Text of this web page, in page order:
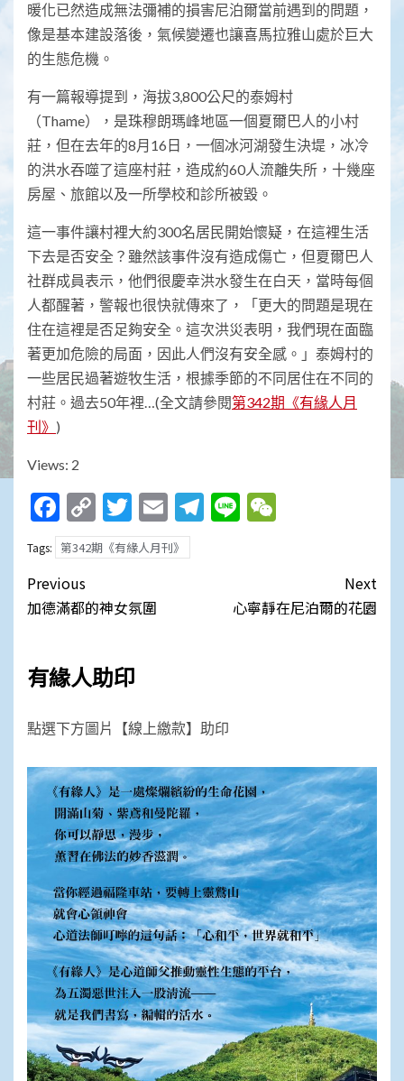
暖化已然造成無法彌補的損害尼泊爾當前遇到的問題，
像是基本建設落後，氣候變遷也讓喜馬拉雅山處於巨大
的生態危機。
有一篇報導提到，海拔3,800公尺的泰姆村
（Thame），是珠穆朗瑪峰地區一個夏爾巴人的小村
莊，但在去年的8月16日，一個冰河湖發生決堤，冰冷
的洪水吞噬了這座村莊，造成約60人流離失所，十幾座
房屋、旅館以及一所學校和診所被毀。
這一事件讓村裡大約300名居民開始懷疑，在這裡生活
下去是否安全？雖然該事件沒有造成傷亡，但夏爾巴人
社群成員表示，他們很慶幸洪水發生在白天，當時每個
人都醒著，警報也很快就傳來了，「更大的問題是現在
住在這裡是否足夠安全。這次洪災表明，我們現在面臨
著更加危險的局面，因此人們沒有安全感。」泰姆村的
一些居民過著遊牧生活，根據季節的不同居住在不同的
村莊。過去50年裡…(全文請參閱第342期《有緣人月
刊》 )
Views: 2
Facebook
Copy
Link
Twitter
EmailTelegram
Line
Tags: 第342期《有緣人月刊》
Post
navigation
Previous
加德滿都的神女氛圍
Next
心寧靜在尼泊爾的花園
有緣人助印
點選下方圖片【線上繳款】助印